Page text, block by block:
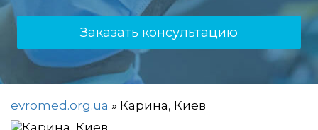
Заказать консультацию
evromed.org.ua » Карина, Киев